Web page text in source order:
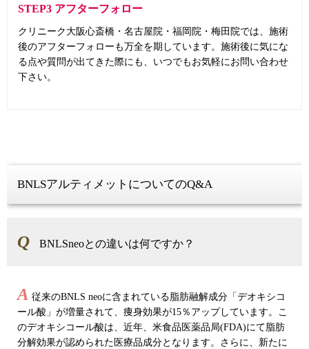
STEP3 アフターフォロー
クリニーク大阪心斎橋・名古屋院・福岡院・梅田院では、施術
後のアフターフォローも万全を期しています。施術後に気にな
る点や質問が出てきた際にも、いつでもお気軽にお問い合わせ
下さい。
BNLSアルティメットについてのQ&A
Q BNLSneoとの違いは何ですか？
A 従来のBNLS neoに含まれている脂肪融解成分「デオキシコ
ール酸」が増量されて、痩身効果が15％アップしています。こ
のデオキシコール酸は、近年、米食品医薬品局(FDA)にて脂肪
分解効果が認められた医療品成分となります。さらに、新たに